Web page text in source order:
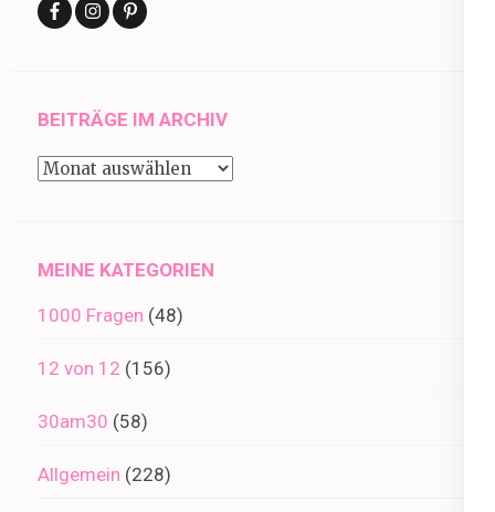
BEITRÄGE IM ARCHIV
Beiträge
MEINE KATEGORIEN
1000 Fragen (48)
12 von 12 (156)
30am30 (58)
Allgemein (228)